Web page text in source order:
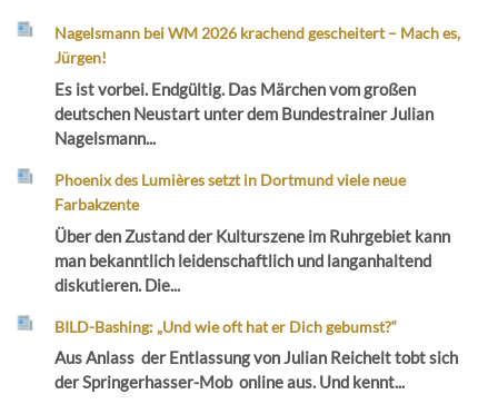
Nagelsmann bei WM 2026 krachend gescheitert – Mach es,
Jürgen!
Es ist vorbei. Endgültig. Das Märchen vom großen
deutschen Neustart unter dem Bundestrainer Julian
Nagelsmann...
Phoenix des Lumières setzt in Dortmund viele neue
Farbakzente
Über den Zustand der Kulturszene im Ruhrgebiet kann
man bekanntlich leidenschaftlich und langanhaltend
diskutieren. Die...
BILD-Bashing: „Und wie oft hat er Dich gebumst?“
Aus Anlass der Entlassung von Julian Reichelt tobt sich
der Springerhasser-Mob online aus. Und kennt...